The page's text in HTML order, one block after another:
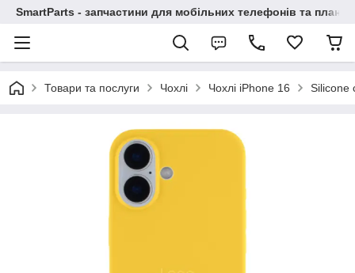
SmartParts - запчастини для мобільних телефонів та
Товари та послуги Чохлі Чохлі iPhone 16 Silicone